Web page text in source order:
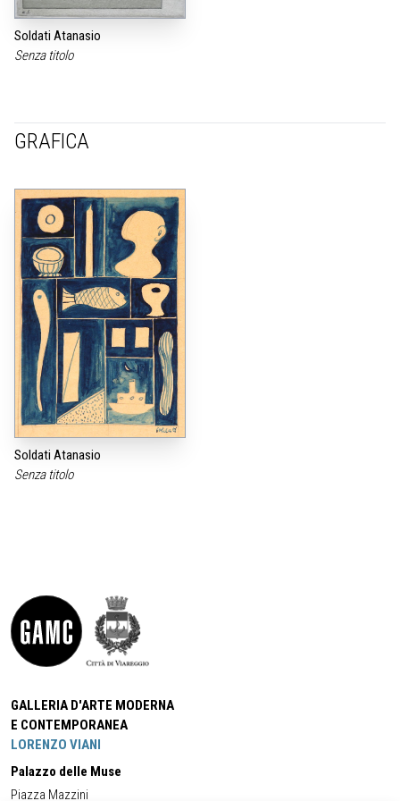
Soldati Atanasio
Senza titolo
GRAFICA
Soldati Atanasio
Senza titolo
GALLERIA D'ARTE MODERNA
E CONTEMPORANEA
LORENZO VIANI
Palazzo delle Muse
Piazza Mazzini